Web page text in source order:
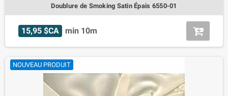
Doublure de Smoking Satin Épais 6550-01
15,95 $CA min 10m
NOUVEAU PRODUIT